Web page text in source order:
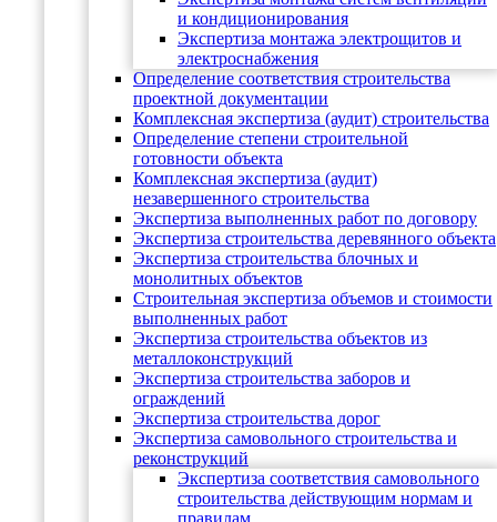
и кондиционирования
Экспертиза монтажа электрощитов и
электроснабжения
Определение соответствия строительства
проектной документации
Комплексная экспертиза (аудит) строительства
Определение степени строительной
готовности объекта
Комплексная экспертиза (аудит)
незавершенного строительства
Экспертиза выполненных работ по договору
Экспертиза строительства деревянного объекта
Экспертиза строительства блочных и
монолитных объектов
Cтроительная экспертиза объемов и стоимости
выполненных работ
Экспертиза строительства объектов из
металлоконструкций
Экспертиза строительства заборов и
ограждений
Экспертиза строительства дорог
Экспертиза самовольного строительства и
реконструкций
Экспертиза соответствия самовольного
строительства действующим нормам и
правилам